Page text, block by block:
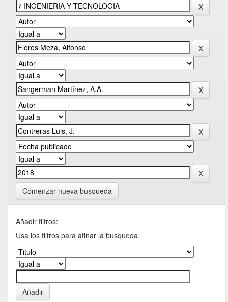
Comenzar nueva busqueda
Añadir filtros:
Usa los filtros para afinar la busqueda.